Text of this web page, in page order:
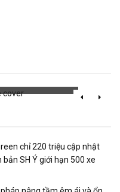
cover
chỉ 220 triệu cập nhật
SH Ý giới hạn 500 xe